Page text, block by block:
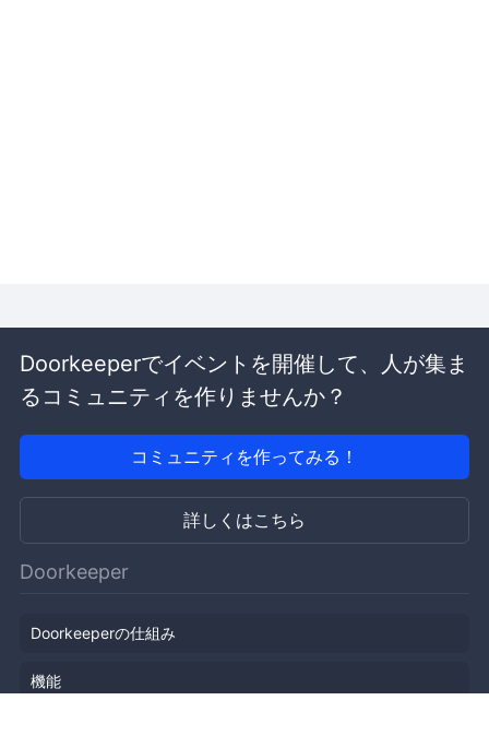
Doorkeeperでイベントを開催して、人が集ま
るコミュニティを作りませんか？
コミュニティを作ってみる！
詳しくはこちら
Doorkeeper
Doorkeeperの仕組み
機能